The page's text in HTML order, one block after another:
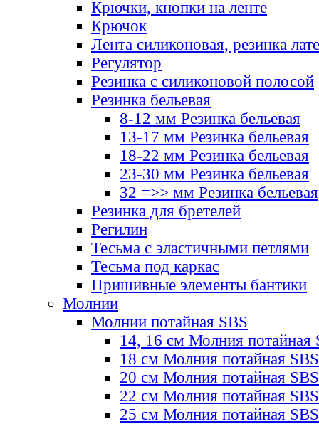
Крючки, кнопки на ленте
Крючок
Лента силиконовая, резинка
Регулятор
Резинка с силиконовой полосой
Резинка бельевая
8-12 мм Резинка бельевая
13-17 мм Резинка бельевая
18-22 мм Резинка бельевая
23-30 мм Резинка бельевая
32 =>> мм Резинка бельевая
Резинка для бретелей
Регилин
Тесьма с эластичными петлями
Тесьма под каркас
Пришивные элементы бантики
Молнии
Молнии потайная SBS
14, 16 см Молния потайная
18 см Молния потайная SBS
20 см Молния потайная SBS
22 см Молния потайная SBS
25 см Молния потайная SBS